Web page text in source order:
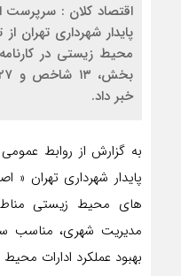
اقتصاد کلان :
پایدار شهرداری
خبر داد.
به گزارش از روابط
پایدار شهرداری تهران «
های محیط زیستی
مدیریت شهری، مناسب
بهبود عملکرد ادارات